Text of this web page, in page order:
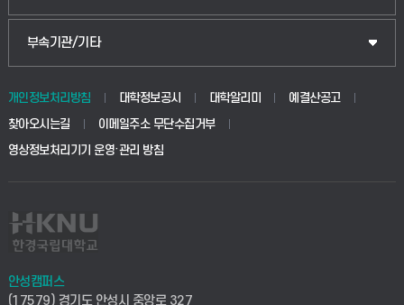
생명공학부
사회안전시스템공학부
공공정책대학원
교육대학원
웹메일
학사시스템(전문학사 및 전공심화)
사이버캠퍼스(전문학사 및 전공심화)
시설바로처리서비스
부속기관/기타
중앙도서관
학생생활관(안성)
산학협력단
취업지원센터
개인정보처리방침 대학정보공시 대학알리미
예결산공고
찾아오시는길
이메일주소 무단수집거부
영상정보처리기기 운영·관리 방침
안성캠퍼스
(17579) 경기도 안성시 중앙로 327